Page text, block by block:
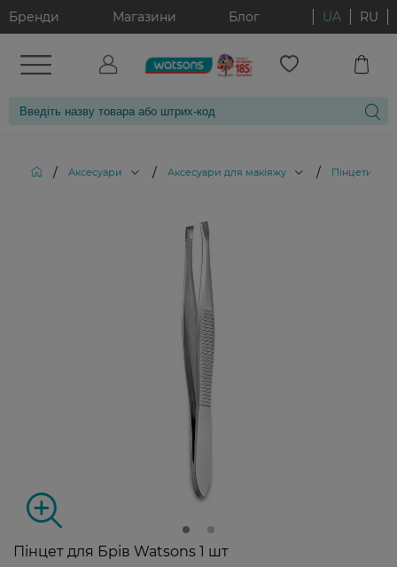
Бренди Магазини Блог UA RU
/ Аксесуари / Аксесуари для макіяжу / Пінцети
Пінцет для Брів Watsons 1 шт